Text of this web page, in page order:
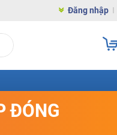
Đăng nhập
ĐÓNG